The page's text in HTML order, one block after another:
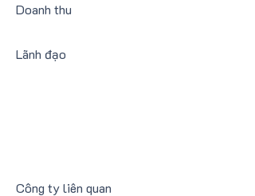
Doanh thu
​Lãnh đạo
Công ty liên quan